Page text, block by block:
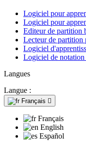
Logiciel pour
Logiciel pour
Editeur de partition
Lecteur de partition
Logiciel
Logiciel de notation
Langues
Langue :
Français 
Français
English
Español